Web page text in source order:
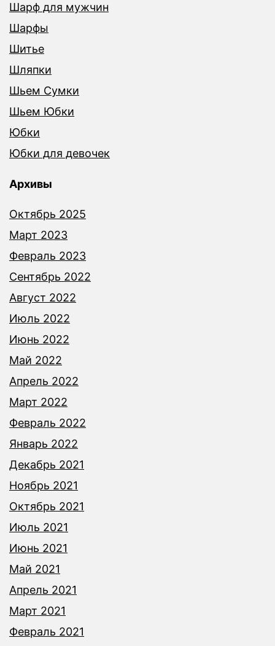
Шарф для мужчин
Шарфы
Шитье
Шляпки
Шьем Сумки
Шьем Юбки
Юбки
Юбки для девочек
Архивы
Октябрь 2025
Март 2023
Февраль 2023
Сентябрь 2022
Август 2022
Июль 2022
Июнь 2022
Май 2022
Апрель 2022
Март 2022
Февраль 2022
Январь 2022
Декабрь 2021
Ноябрь 2021
Октябрь 2021
Июль 2021
Июнь 2021
Май 2021
Апрель 2021
Март 2021
Февраль 2021